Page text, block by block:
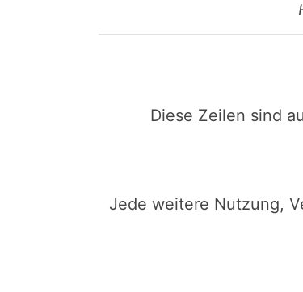
Diese Zeilen sind
Jede weitere Nutzung,